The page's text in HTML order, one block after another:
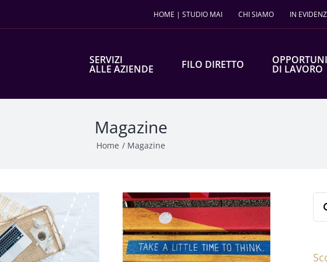
HOME | STUDIO MAI CHI SIAMO IN
SERVIZI
ALLE AZIENDE FILO DIRETTO DI LAVORO
Magazine
Home Magazine